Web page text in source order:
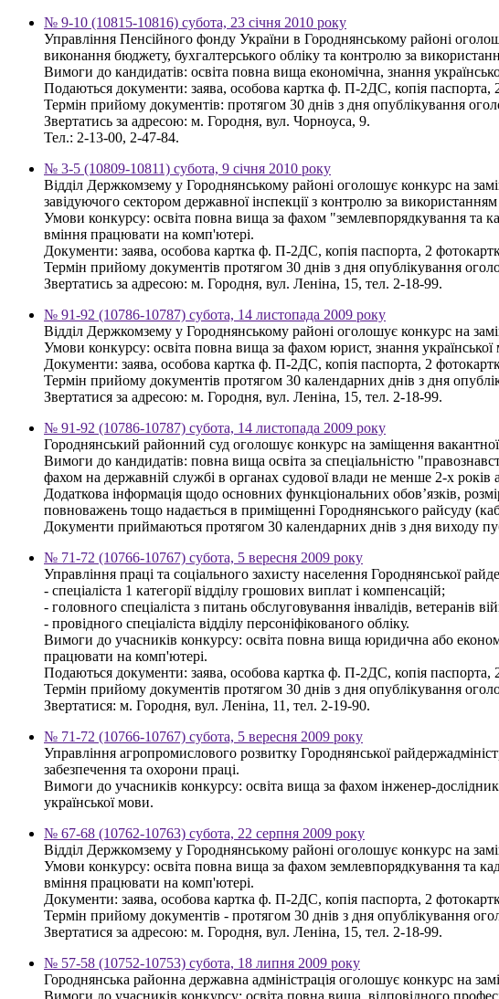
№ 9-10 (10815-10816) субота, 23 січня 2010 року
Управління Пенсійного фонду України в Городнянському районі
виконання бюджету, бухгалтерського обліку та контролю за
Вимоги до кандидатів: освіта повна вища економічна, знання
Подаються документи: заява, особова картка ф. П-2ДС, копія паспорта,
Термін прийому документів: протягом 30 днів з дня опублікування
Звертатись за адресою: м. Городня, вул. Чорноуса, 9.
Тел.: 2-13-00, 2-47-84.
№ 3-5 (10809-10811) субота, 9 січня 2010 року
Відділ Держкомзему у Городнянському районі оголошує конкурс на
завідуючого сектором державної інспекції з контролю за
Умови конкурсу: освіта повна вища за фахом "землевпорядкування та
вміння працювати на комп'ютері.
Документи: заява, особова картка ф. П-2ДС, копія паспорта, 2
Термін прийому документів протягом 30 днів з дня опублікування
Звертатись за адресою: м. Городня, вул. Леніна, 15, тел. 2-18-99.
№ 91-92 (10786-10787) субота, 14 листопада 2009 року
Відділ Держкомзему у Городнянському районі оголошує конкурс на
Умови конкурсу: освіта повна вища за фахом юрист, знання
Документи: заява, особова картка ф. П-2ДС, копія паспорта, 2
Термін прийому документів протягом 30 календарних днів з дня
Звертатися за адресою: м. Городня, вул. Леніна, 15, тел. 2-18-99.
№ 91-92 (10786-10787) субота, 14 листопада 2009 року
Городнянський районний суд оголошує конкурс на заміщення
Вимоги до кандидатів: повна вища освіта за спеціальністю
фахом на державній службі в органах судової влади не менше 2-х
Додаткова інформація щодо основних функціональних обов’язків,
повноважень тощо надається в приміщенні Городнянського райсуду
Документи приймаються протягом 30 календарних днів з дня виходу
№ 71-72 (10766-10767) субота, 5 вересня 2009 року
Управління праці та соціального захисту населення Городнянської
- спеціаліста 1 категорії відділу грошових виплат і компенсацій;
- головного спеціаліста з питань обслуговування інвалідів, ветеранів
- провідного спеціаліста відділу персоніфікованого обліку.
Вимоги до учасників конкурсу: освіта повна вища юридична або
працювати на комп'ютері.
Подаються документи: заява, особова картка ф. П-2ДС, копія паспорта,
Термін прийому документів протягом 30 днів з дня опублікування
Звертатися: м. Городня, вул. Леніна, 11, тел. 2-19-90.
№ 71-72 (10766-10767) субота, 5 вересня 2009 року
Управління агропромислового розвитку Городнянської
забезпечення та охорони праці.
Вимоги до учасників конкурсу: освіта вища за фахом інженер-
української мови.
№ 67-68 (10762-10763) субота, 22 серпня 2009 року
Відділ Держкомзему у Городнянському районі оголошує конкурс на
Умови конкурсу: освіта повна вища за фахом землевпорядкування та
вміння працювати на комп'ютері.
Документи: заява, особова картка ф. П-2ДС, копія паспорта, 2
Термін прийому документів - протягом 30 днів з дня опублікування
Звертатися за адресою: м. Городня, вул. Леніна, 15, тел. 2-18-99.
№ 57-58 (10752-10753) субота, 18 липня 2009 року
Городнянська районна державна адміністрація оголошує конкурс на
Вимоги до учасників конкурсу: освіта повна вища, відповідного